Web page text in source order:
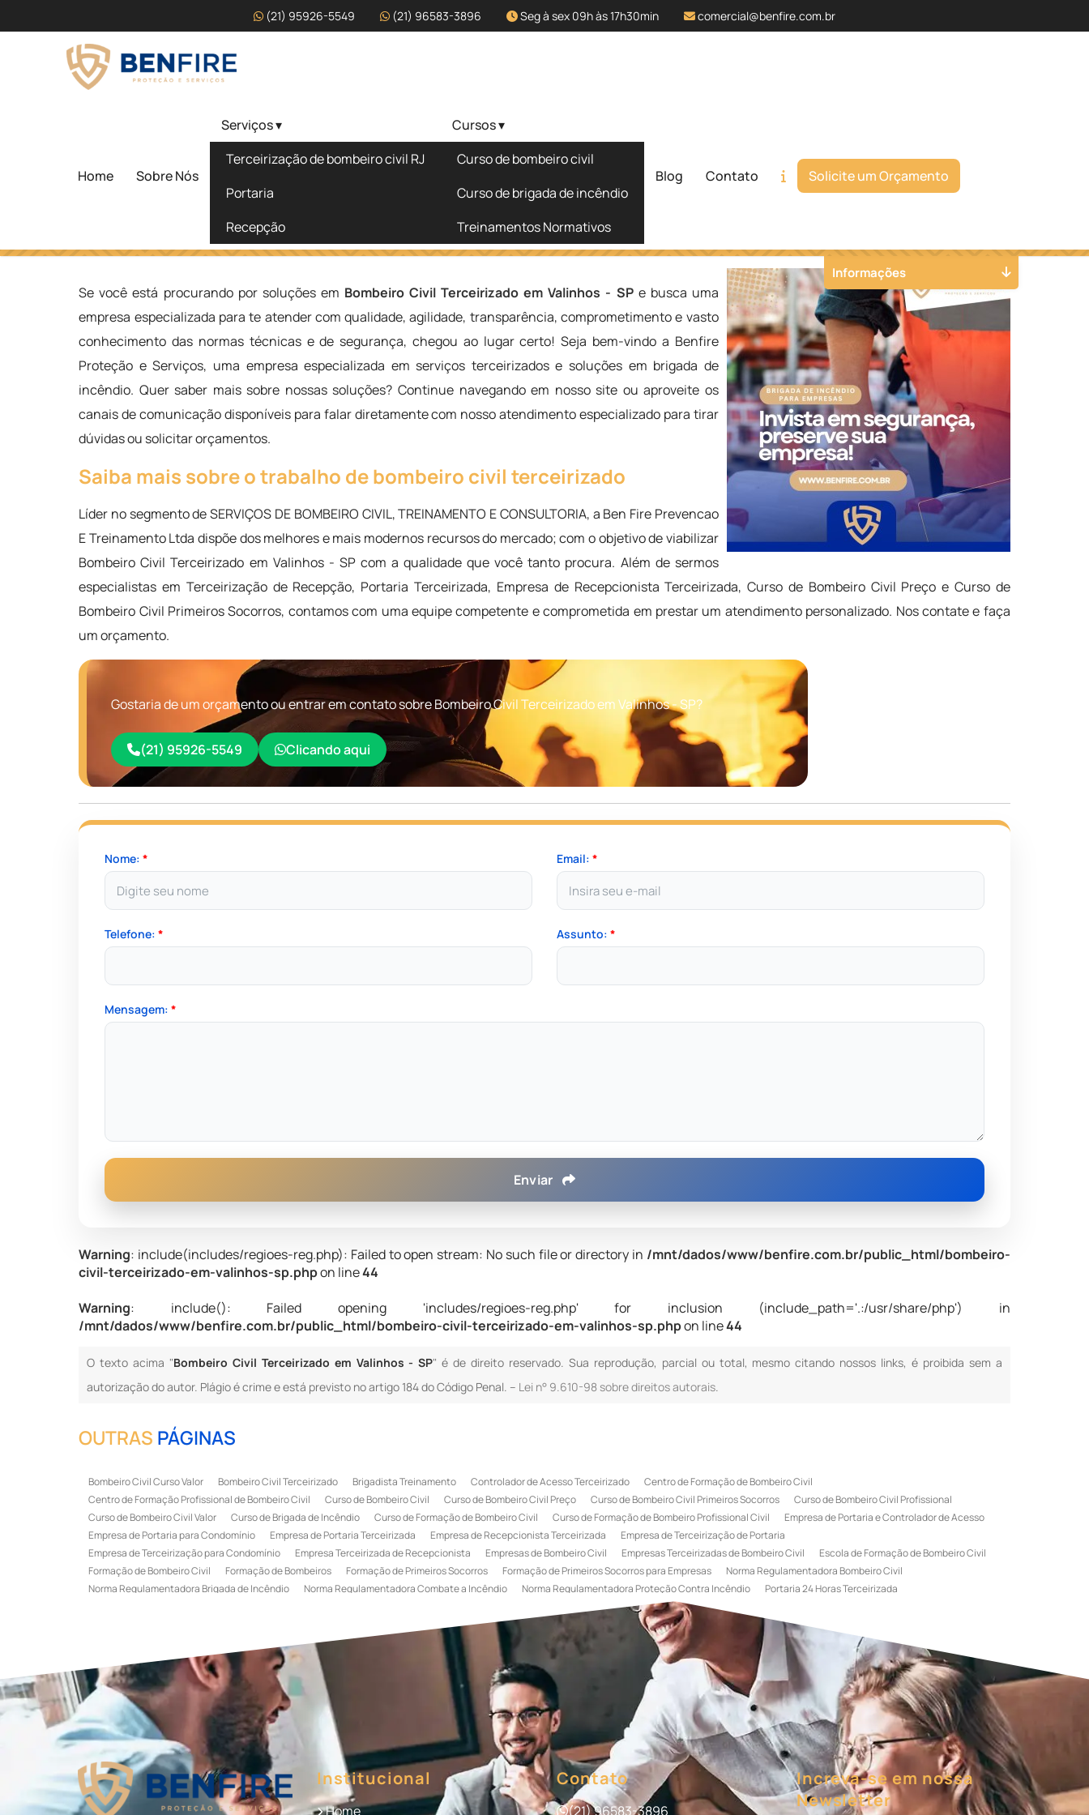
(21) 95926-5549 (21) 96583-3896 Seg à sex 09h às 17h30min comercial@benfire.com.br
Home Sobre Nós
Serviços ▾
Terceirização de bombeiro civil RJ
Portaria
Recepção
Cursos ▾
Curso de bombeiro civil
Curso de brigada de incêndio
Treinamentos Normativos
Blog Contato Solicite um Orçamento
Bombeiro Civil Terceirizado em
Valinhos - SP
Bombeiro Civil Terceirizado em Valinhos - SP
Solicite um Orçamento Chame no WhatsApp
Se você está procurando por soluções em Bombeiro Civil Terceirizado em Valinhos - SP e busca uma
empresa especializada para te atender com qualidade, agilidade, transparência, comprometimento e vasto
conhecimento das normas técnicas e de segurança, chegou ao lugar certo! Seja bem-vindo a Benfire
Proteção e Serviços, uma empresa especializada em serviços terceirizados e soluções em brigada de
incêndio. Quer saber mais sobre nossas soluções? Continue navegando em nosso site ou aproveite os
canais de comunicação disponíveis para falar diretamente com nosso atendimento especializado para tirar
dúvidas ou solicitar orçamentos.
Saiba mais sobre o trabalho de bombeiro civil terceirizado
Líder no segmento de SERVIÇOS DE BOMBEIRO CIVIL, TREINAMENTO E CONSULTORIA, a Ben Fire Prevencao
E Treinamento Ltda dispõe dos melhores e mais modernos recursos do mercado; com o objetivo de viabilizar
Bombeiro Civil Terceirizado em Valinhos - SP com a qualidade que você tanto procura. Além de sermos
especialistas em Terceirização de Recepção, Portaria Terceirizada, Empresa de Recepcionista Terceirizada, Curso de Bombeiro Civil Preço e Curso de
Bombeiro Civil Primeiros Socorros, contamos com uma equipe competente e comprometida em prestar um atendimento personalizado. Nos contate e faça
um orçamento.
Gostaria de um orçamento ou entrar em contato sobre Bombeiro Civil Terceirizado em Valinhos - SP?
(21) 95926-5549 Clicando aqui
Nome:* Email: *
Telefone:* Assunto: *
Mensagem:*
Enviar
Warning: include(includes/regioes-reg.php): Failed to open stream: No such file or directory in /mnt/dados/www/benfire.com.br/public_html/bombeiro-
civil-terceirizado-em-valinhos-sp.phpon line44
Warning: include(): Failed opening 'includes/regioes-reg.php' for inclusion (include_path='.:/usr/share/php') in
/mnt/dados/www/benfire.com.br/public_html/bombeiro-civil-terceirizado-em-valinhos-sp.phpon line44
O texto acima "Bombeiro Civil Terceirizado em Valinhos - SP" é de direito reservado. Sua reprodução, parcial ou total, mesmo citando nossos links, é proibida sem a
autorização do autor. Plágio é crime e está previsto no artigo 184 do Código Penal. – Lei n° 9.610-98 sobre direitos autorais.
Informações
OUTRAS PÁGINAS
Bombeiro Civil Curso Valor Bombeiro Civil Terceirizado Brigadista Treinamento Controlador de Acesso Terceirizado
Centro de Formação de Bombeiro Civil
Centro de Formação Profissional de Bombeiro Civil
Curso de Bombeiro Civil Curso de Bombeiro Civil Preço Curso de Bombeiro Civil Primeiros Socorros
Curso de Bombeiro Civil Profissional
Curso de Bombeiro Civil Valor
Curso de Brigada de Incêndio Curso de Formação de Bombeiro Civil Curso de Formação de Bombeiro Profissional Civil
Empresa de Portaria e Controlador de Acesso
Empresa de Portaria para Condomínio
Empresa de Portaria Terceirizada Empresa de Recepcionista Terceirizada
Empresa de Terceirização de Portaria
Empresa de Terceirização para Condomínio
Empresa Terceirizada de Recepcionista Empresas de Bombeiro Civil Empresas Terceirizadas de Bombeiro Civil
Escola de Formação de Bombeiro Civil
Formação de Bombeiro Civil
Formação de Bombeiros Formação de Primeiros Socorros Formação de Primeiros Socorros para Empresas
Norma Regulamentadora Bombeiro Civil
Norma Regulamentadora Brigada de Incêndio
Norma Regulamentadora Combate a Incêndio Norma Regulamentadora Proteção Contra Incêndio
Portaria 24 Horas Terceirizada
Serviço de Portaria Remota
Serviço de Portaria Terceirizada
Serviço Especializado em Terceirização de Bombeiro Civil Terceirização de Bombeiro Terceirização de Bombeiro Civil
Terceirização de Portaria
Terceirização de Recepcionista Terceirização de Serviços de Recepcionistas Treinamento de Bombeiro Civil Treinamento de Bombeiros
Treinamento de Brigada
Treinamento de Brigada de Emergência
Treinamento de Brigada de Incêndio Treinamento de Brigada de Incêndio Valor
Treinamento de Brigadista de Incêndio
Treinamento de Combate a Incêndio NR 23
Treinamento de Incêndio Treinamento de Prevenção e Combate a Incêndio
Treinamento de Primeiro Socorros
Treinamento de Primeiros Socorros para CIPA
Treinamento de Primeiros Socorros para Empresas
Institucional
Home
Contato
(21) 96583-3896
Increva-se em nossa
Newsletter